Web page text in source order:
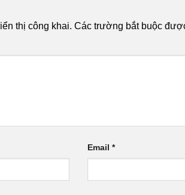
thị công khai. Các trường bắt buộc
Email*